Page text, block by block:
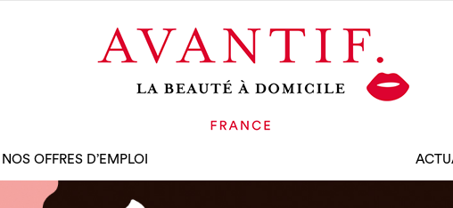
NOS OFFRES D’EMPLOI